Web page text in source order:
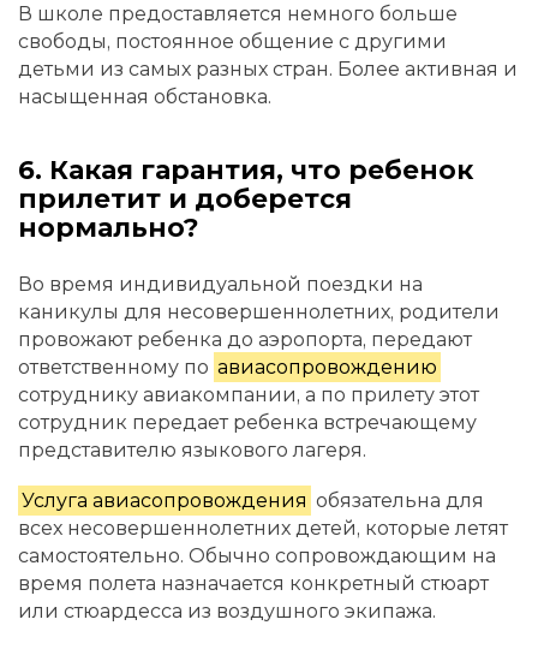
В школе предоставляется немного больше
свободы, постоянное общение с другими
детьми из самых разных стран. Более активная и
насыщенная обстановка.
6. Какая гарантия, что ребенок
прилетит и доберется
нормально?
Во время индивидуальной поездки на
каникулы для несовершеннолетних, родители
провожают ребенка до аэропорта, передают
ответственному по авиасопровождению
сотруднику авиакомпании, а по прилету этот
сотрудник передает ребенка встречающему
представителю языкового лагеря.
Услуга авиасопровождения обязательна для
всех несовершеннолетних детей, которые летят
самостоятельно. Обычно сопровождающим на
время полета назначается конкретный стюарт
или стюардесса из воздушного экипажа.